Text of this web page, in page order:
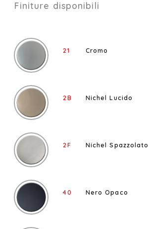
Finiture disponibili
21 Cromo
2B Nichel Lucido
2F Nichel Spazzolato
40 Nero Opaco